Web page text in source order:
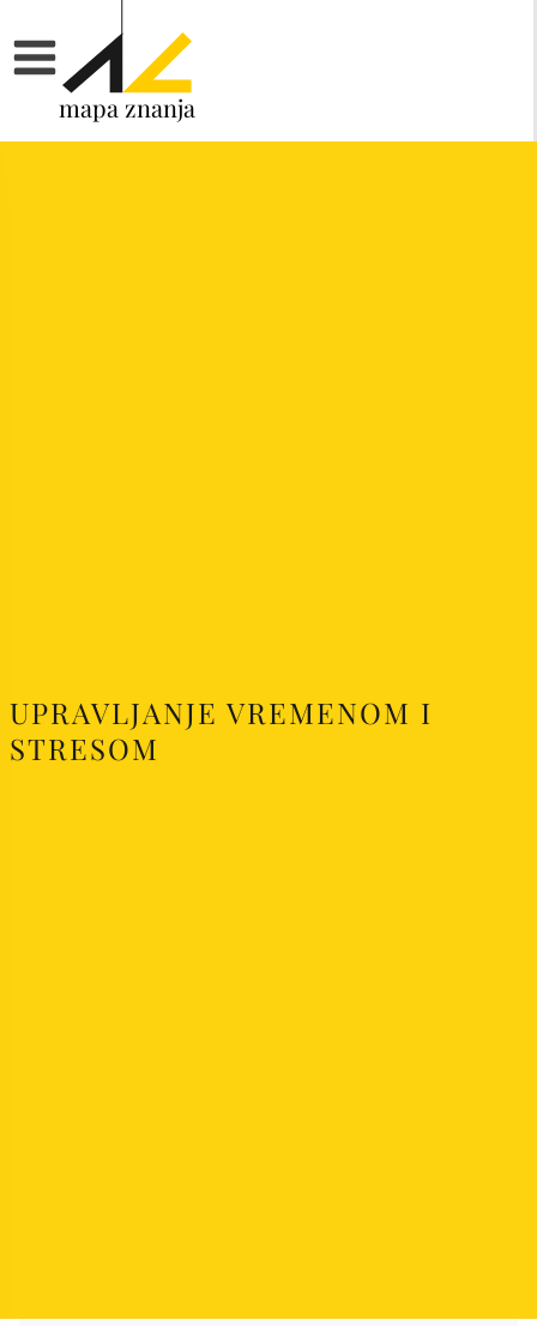
mapa znanja
UPRAVLJANJE VREMENOM I
STRESOM